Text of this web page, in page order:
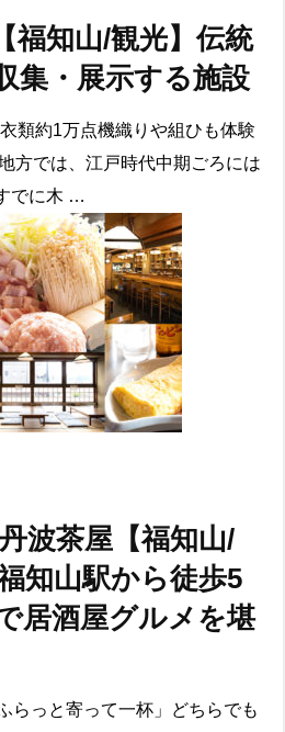
福知山/観光】伝統
集・展示する施設
類約1万点機織りや組ひも体験
方では、江戸時代中期ごろには
でに木 …
波茶屋【福知山/
知山駅から徒歩5
居酒屋グルメを堪
らっと寄って一杯」どちらでも